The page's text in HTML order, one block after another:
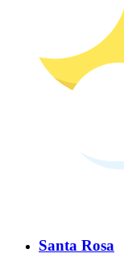
Santa Rosa